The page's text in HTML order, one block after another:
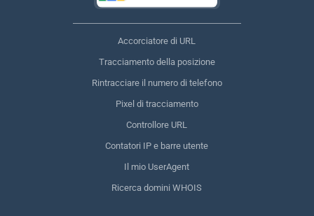
Accorciatore di URL
Tracciamento della posizione
Rintracciare il numero di telefono
Pixel di tracciamento
Controllore URL
Contatori IP e barre utente
Il mio UserAgent
Ricerca domini WHOIS